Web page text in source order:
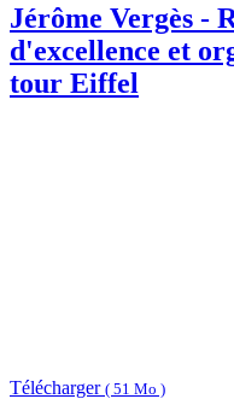
Jérôme Vergès -
d'excellence et
tour Eiffel
Télécharger ( 51 Mo )